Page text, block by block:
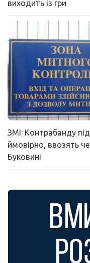
виходить із гри
ЗМІ: Контрабанду
ймовірно, ввозять
Буковині